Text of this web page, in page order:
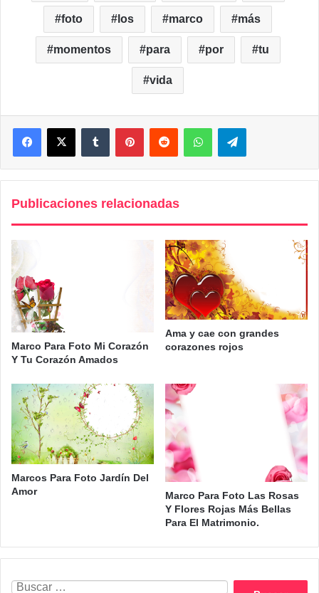
foto los marco más
momentos para por tu
vida
FacebookX Tumblr PinterestReddit WhatsAppTelegram
Publicaciones relacionadas
Marco Para Foto Mi Corazón
Y Tu Corazón Amados
Ama y cae con grandes
corazones rojos
Marcos Para Foto Jardín Del
Amor
Marco Para Foto Las Rosas
Y Flores Rojas Más Bellas
Para El Matrimonio.